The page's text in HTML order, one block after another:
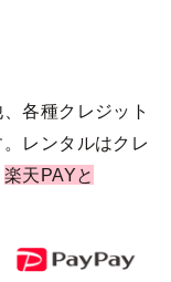
各種クレジット
レンタルはクレ
楽天PAYと